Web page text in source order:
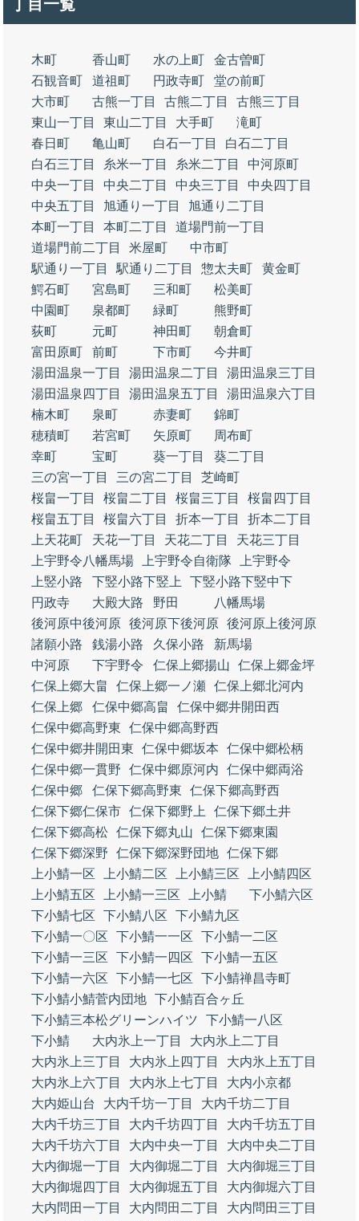
丁目一覧
木町 香山町 水の上町
金古曽町
石観音町
道祖町 円政寺町
堂の前町
大市町
古熊一丁目 古熊二丁目
古熊三丁目
東山一丁目
東山二丁目 大手町
滝町
春日町
亀山町 白石一丁目
白石二丁目
白石三丁目
糸米一丁目 糸米二丁目
中河原町
中央一丁目
中央二丁目 中央三丁目
中央四丁目
中央五丁目
旭通り一丁目
旭通り二丁目
本町一丁目
本町二丁目
道場門前一丁目
道場門前二丁目
米屋町
中市町
駅通り一丁目
駅通り二丁目 惣太夫町
黄金町
鰐石町
宮島町 三和町
松美町
中園町
泉都町 緑町
熊野町
荻町
元町 神田町
朝倉町
富田原町
前町 下市町
今井町
湯田温泉一丁目
湯田温泉二丁目
湯田温泉三丁目
湯田温泉四丁目
湯田温泉五丁目
湯田温泉六丁目
楠木町
泉町 赤妻町
錦町
穂積町
若宮町 矢原町
周布町
幸町
宝町 葵一丁目
葵二丁目
三の宮一丁目
三の宮二丁目
芝崎町
桜畠一丁目
桜畠二丁目 桜畠三丁目
桜畠四丁目
桜畠五丁目
桜畠六丁目 折本一丁目
折本二丁目
上天花町
天花一丁目 天花二丁目
天花三丁目
上宇野令八幡馬場
上宇野令自衛隊
上宇野令
上竪小路
下竪小路下竪上
下竪小路下竪中下
円政寺
大殿大路 野田
八幡馬場
後河原中後河原 後河原下後河原 後河原上後河原
諸願小路
銭湯小路 久保小路
新馬場
中河原
下宇野令 仁保上郷揚山
仁保上郷金坪
仁保上郷大畠
仁保上郷一ノ瀬 仁保上郷北河内
仁保上郷
仁保中郷高畠
仁保中郷井開田西
仁保中郷高野東
仁保中郷高野西
仁保中郷井開田東
仁保中郷坂本
仁保中郷松柄
仁保中郷一貫野
仁保中郷原河内
仁保中郷両浴
仁保中郷
仁保下郷高野東
仁保下郷高野西
仁保下郷仁保市 仁保下郷野上
仁保下郷土井
仁保下郷高松 仁保下郷丸山
仁保下郷東園
仁保下郷深野
仁保下郷深野団地 仁保下郷
上小鯖一区
上小鯖二区 上小鯖三区
上小鯖四区
上小鯖五区
上小鯖一三区 上小鯖
下小鯖六区
下小鯖七区
下小鯖八区
下小鯖九区
下小鯖一〇区
下小鯖一一区
下小鯖一二区
下小鯖一三区
下小鯖一四区
下小鯖一五区
下小鯖一六区
下小鯖一七区
下小鯖禅昌寺町
下小鯖小鯖菅内団地 下小鯖百合ヶ丘
下小鯖三本松グリーンハイツ
下小鯖一八区
下小鯖
大内氷上一丁目
大内氷上二丁目
大内氷上三丁目
大内氷上四丁目
大内氷上五丁目
大内氷上六丁目
大内氷上七丁目
大内小京都
大内姫山台
大内千坊一丁目
大内千坊二丁目
大内千坊三丁目
大内千坊四丁目
大内千坊五丁目
大内千坊六丁目
大内中央一丁目
大内中央二丁目
大内御堀一丁目
大内御堀二丁目
大内御堀三丁目
大内御堀四丁目
大内御堀五丁目
大内御堀六丁目
大内問田一丁目
大内問田二丁目
大内問田三丁目